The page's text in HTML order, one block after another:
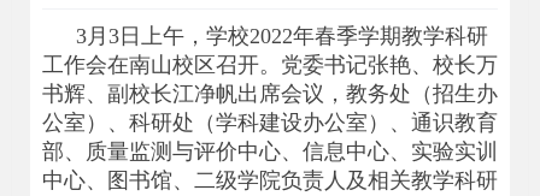
i
g
a
t
i
o
3月3日上午，学校2022年春季学期教学科研
工作会在南山校区召开。党委书记张艳、校长万
书辉、副校长江净帆出席会议，教务处（招生办
公室）、科研处（学科建设办公室）、通识教育
部、质量监测与评价中心、信息中心、实验实训
中心、图书馆、二级学院负责人及相关教学科研